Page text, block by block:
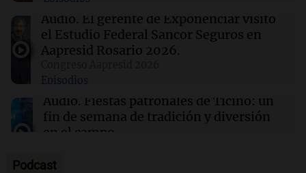
Hiroshima recuerda el 81° aniversario del
bombardeo atómico y critica la disuasión
nuclear
00:32 Clima
Clima en Salta: cómo estará el tiempo este
jueves 6 de agosto
Audio. El gerente de Exponenciar visitó
el Estudio Federal Sancor Seguros en
Aapresid Rosario 2026.
Episodios
Audio. Fiestas patronales de Ticino: un
fin de semana de tradición y diversión
en el campo
Episodios
Podcast